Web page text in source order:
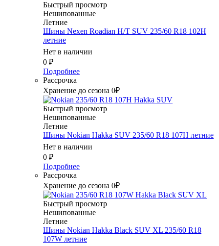
Быстрый просмотр
Нешипованные
Летние
Шины Nexen Roadian H/T SUV 235/60 R18 102H
летние
Нет в наличии
0 ₽
Подробнее
Рассрочка
Хранение до сезона 0₽
Быстрый просмотр
Нешипованные
Летние
Шины Nokian Hakka SUV 235/60 R18 107H летние
Нет в наличии
0 ₽
Подробнее
Рассрочка
Хранение до сезона 0₽
Быстрый просмотр
Нешипованные
Летние
Шины Nokian Hakka Black SUV XL 235/60 R18
107W летние